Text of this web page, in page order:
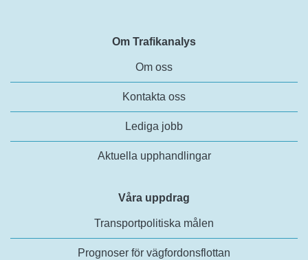
Om Trafikanalys
Om oss
Kontakta oss
Lediga jobb
Aktuella upphandlingar
Våra uppdrag
Transportpolitiska målen
Prognoser för vägfordonsflottan